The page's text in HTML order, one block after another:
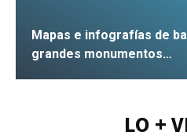
Mapas e infografías de
grandes monumentos…
LO +